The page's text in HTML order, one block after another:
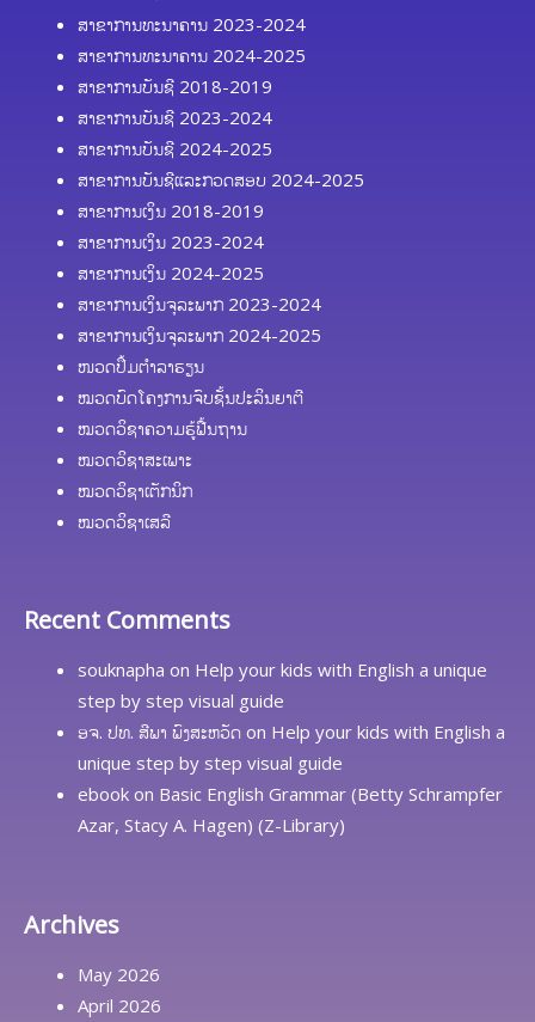
ສາຂາການທະນາຄານ 2023-2024
ສາຂາການທະນາຄານ 2024-2025
ສາຂາການບັນຊີ 2018-2019
ສາຂາການບັນຊີ 2023-2024
ສາຂາການບັນຊີ 2024-2025
ສາຂາການບັນຊີແລະກວດສອບ 2024-2025
ສາຂາການເງິນ 2018-2019
ສາຂາການເງິນ 2023-2024
ສາຂາການເງິນ 2024-2025
ສາຂາການເງິນຈຸລະພາກ 2023-2024
ສາຂາການເງິນຈຸລະພາກ 2024-2025
ໜວດປຶ້ມຕຳລາຮຽນ
ໝວດບົດໂຄງການຈົບຊັ້ນປະລິນຍາຕີ
ໝວດວິຊາຄວາມຮູ້ຟື້ນຖານ
ໝວດວິຊາສະເພາະ
ໝວດວິຊາເຕັກນິກ
ໝວດວິຊາເສລີ
Recent Comments
souknapha on Help your kids with English a unique
step by step visual guide
ອຈ. ປທ. ສີພາ ພົງສະຫວັດ on Help your kids with English a
unique step by step visual guide
ebook on Basic English Grammar (Betty Schrampfer
Azar, Stacy A. Hagen) (Z-Library)
Archives
May 2026
April 2026